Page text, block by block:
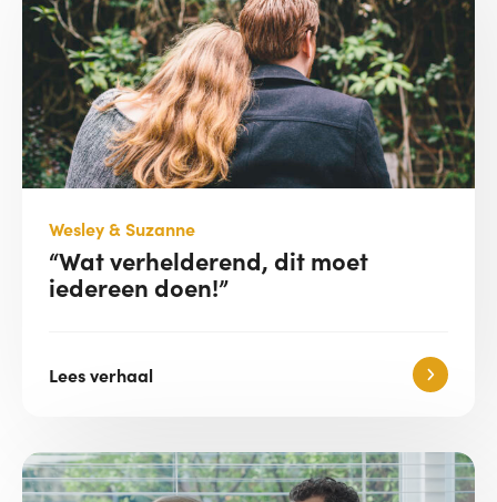
Wesley & Suzanne
“Wat verhelderend, dit moet
iedereen doen!”
Lees verhaal